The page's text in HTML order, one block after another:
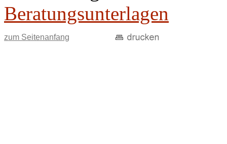
Beratungsunterlagen
zum Seitenanfang